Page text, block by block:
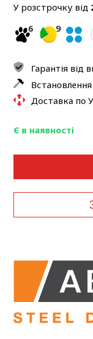
У розстрочку від
6
9
Гарантія від
Доставка по
Є в наявності